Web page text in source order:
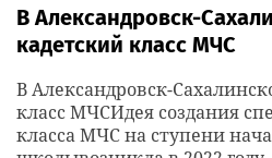
В Александровск-
кадетский класс МЧС
В Александровск-
класс МЧСИдея создания
класса МЧС на ступени